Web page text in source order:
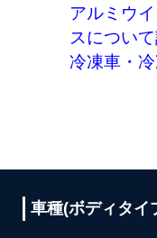
アルミウ
スについ
冷凍車・
車種(ボディタイ